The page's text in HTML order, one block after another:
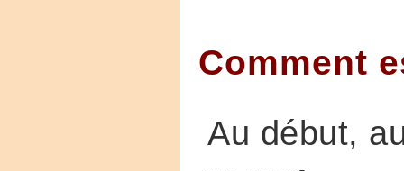
Comment
Au début,